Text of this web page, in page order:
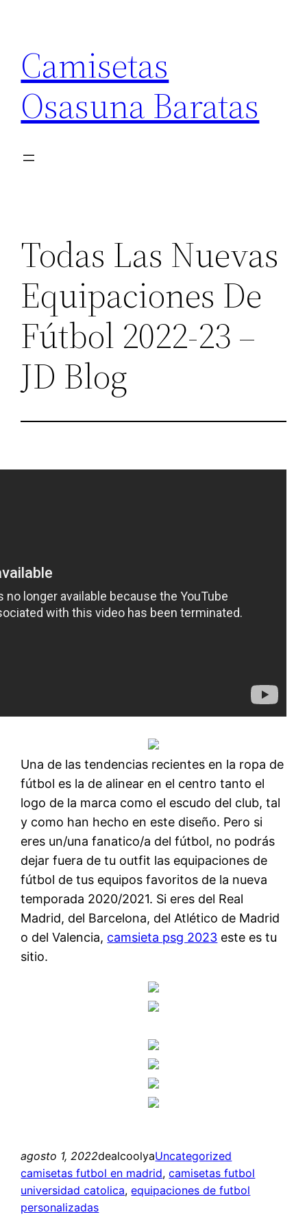
contenido
Camisetas
Osasuna Baratas
Todas Las Nuevas
Equipaciones De
Fútbol 2022-23 –
JD Blog
Una de las tendencias recientes en la ropa de
fútbol es la de alinear en el centro tanto el
logo de la marca como el escudo del club, tal
y como han hecho en este diseño. Pero si
eres un/una fanatico/a del fútbol, no podrás
dejar fuera de tu outfit las equipaciones de
fútbol de tus equipos favoritos de la nueva
temporada 2020/2021. Si eres del Real
Madrid, del Barcelona, del Atlético de Madrid
o del Valencia, camsieta psg 2023 este es tu
sitio.
agosto 1, 2022dealcoolyaUncategorized
camisetas futbol en madrid, camisetas futbol
universidad catolica, equipaciones de futbol
personalizadas